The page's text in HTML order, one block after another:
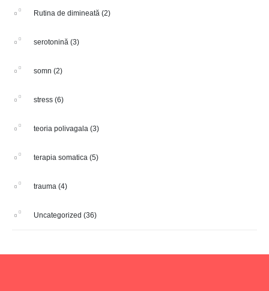
Rutina de dimineată (2)
serotonină (3)
somn (2)
stress (6)
teoria polivagala (3)
terapia somatica (5)
trauma (4)
Uncategorized (36)